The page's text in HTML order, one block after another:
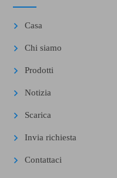
Casa
Chi siamo
Prodotti
Notizia
Scarica
Invia richiesta
Contattaci